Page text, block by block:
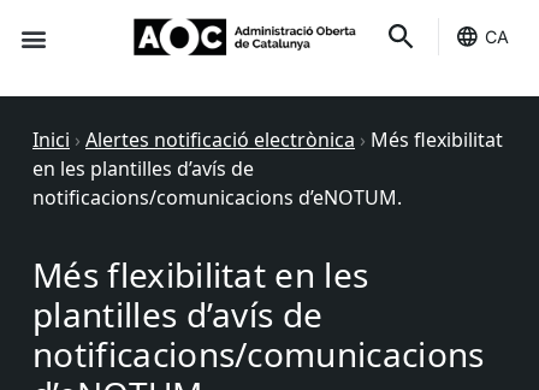
CA
Inici › Alertes notificació electrònica › Més flexibilitat
en les plantilles d’avís de
notificacions/comunicacions d’eNOTUM.
Més flexibilitat en les
plantilles d’avís de
notificacions/comunicacions